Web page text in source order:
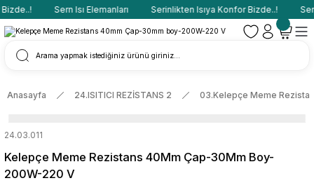
Sern Isı Elemanları Serinlikten Isıya Konfor Bizde..!
Anasayfa 24.ISITICI REZİSTANS 2 03.Kelepçe Meme
24.03.011
Kelepçe Meme Rezistans 40Mm Çap-30Mm Boy-
200W-220 V